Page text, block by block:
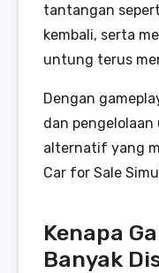
tantangan
kembali, serta
untung terus
Dengan
dan pengelolaan
alternatif yang
Car for Sale
Kenapa
Banyak